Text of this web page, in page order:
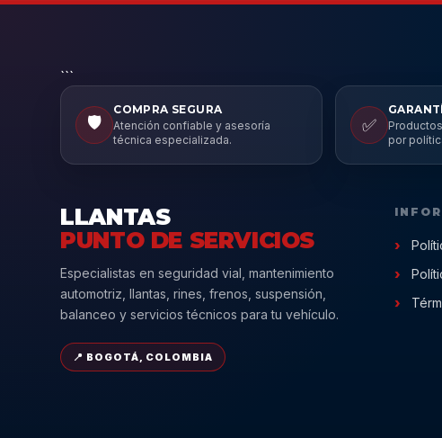
```
🛡️
COMPRA SEGURA
Atención confiable y asesoría
técnica especializada.
✅
por
LLANTAS
PUNTO DE SERVICIOS
Especialistas en seguridad vial, mantenimiento
automotriz, llantas, rines, frenos, suspensión,
balanceo y servicios técnicos para tu vehículo.
📍 BOGOTÁ, COLOMBIA